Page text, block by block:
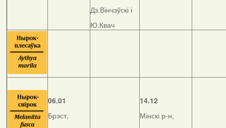
Дз.Вінчэўскі і
Ю.Квач
06.01
Брэст,
14.12
Мінскі р-н,